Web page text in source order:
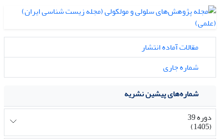
مقالات آماده انتشار
شماره جاری
شماره‌های پیشین نشریه
دوره 39
(1405)